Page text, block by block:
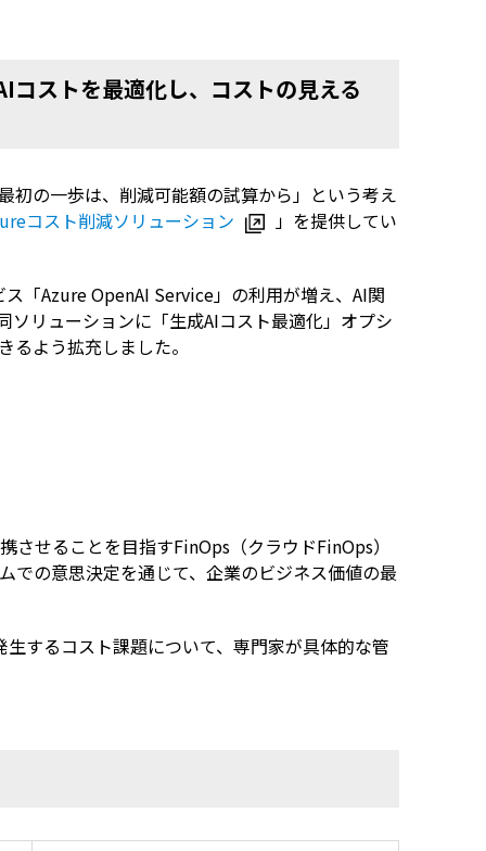
コストを最適化し、コストの見える
初の一歩は、削減可能額の試算から」という考え
コスト削減ソリューション
」を提供してい
ス「Azure OpenAI Service」の利用が増え、 AI関
ソリューションに「生成AIコスト最適化」オプシ
よう拡充しました。
させることを目指すFinOps （クラウドFinOps）
での意思決定を通じて、企業のビジネス価値の最
生するコスト課題について、専門家が具体的な管